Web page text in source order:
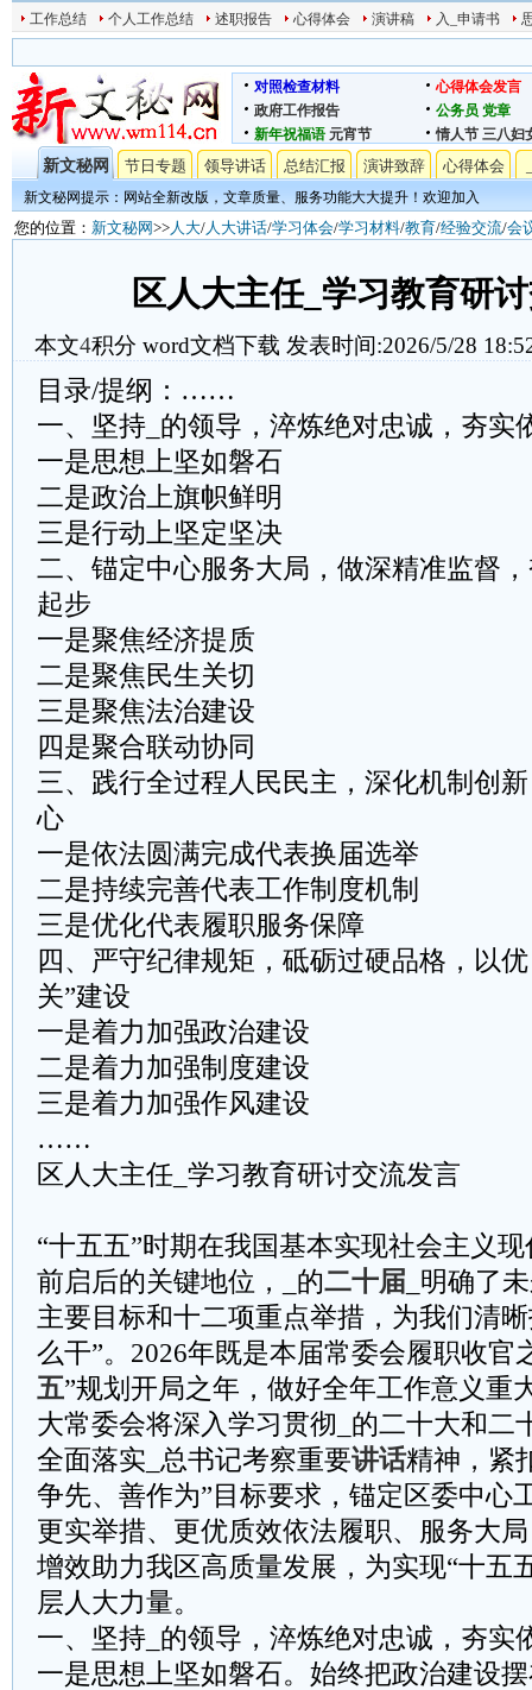
工作总结 个人工作总结 述职报告 心得体会 演讲稿 入_申请书
对照检查材料
心得体会发言
政府工作报告
公务员 党章
新年祝福语 元宵节 情人节 三八妇
新文秘网 节日专题 领导讲话 总结汇报 演讲致辞 心得体会
新文秘网提示：网站全新改版，文章质量、服务功能大大提升！欢迎加入
您的位置： 新文秘网>>人大/人大讲话/学习体会/学习材料/教育/经验交流/会
区人大主任_学习教育研
本文4积分 word文档下载 发表时间:2026/5/28
目录/提纲：……
一、坚持_的领导，淬炼绝对忠诚，夯实
一是思想上坚如磐石
二是政治上旗帜鲜明
三是行动上坚定坚决
二、锚定中心服务大局，做深精准监督
起步
一是聚焦经济提质
二是聚焦民生关切
三是聚焦法治建设
四是聚合联动协同
三、践行全过程人民民主，深化机制创
心
一是依法圆满完成代表换届选举
二是持续完善代表工作制度机制
三是优化代表履职服务保障
四、严守纪律规矩，砥砺过硬品格，以
关”建设
一是着力加强政治建设
二是着力加强制度建设
三是着力加强作风建设
……
区人大主任_学习教育研讨交流发言
“十五五”时期在我国基本实现社会主义
前启后的关键地位，_的二十届 _明确了
主要目标和十二项重点举措，为我们清
么干”。2026年既是本届常委会履职收官
五”规划开局之年，做好全年工作意义重
大常委会将深入学习贯彻_的二十大和二
全面落实_总书记考察重要讲话精神，紧
争先、善作为”目标要求，锚定区委中心
更实举措、更优质效依法履职、服务大
增效助力我区高质量发展，为实现“十五
层人大力量。
一、坚持_的领导，淬炼绝对忠诚，夯实
一是思想上坚如磐石。始终把政治建设